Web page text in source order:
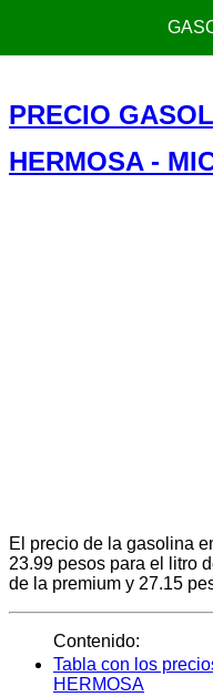
PRECIO
HERMOSA -
El precio de la gasolina
23.99 pesos para el litro
de la premium y 27.15
Contenido:
Tabla con los
HERMOSA